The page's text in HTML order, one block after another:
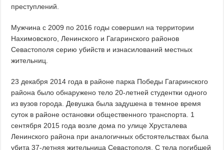
преступлений.
Мужчина с 2009 по 2016 годы совершил на территории
Нахимовского, Ленинского и Гагаринского районов
Севастополя серию убийств и изнасилований местных
жительниц.
23 декабря 2014 года в районе парка Победы Гагаринского
района было обнаружено тело 20-летней студентки одного
из вузов города. Девушка была задушена в темное время
суток в районе остановки общественного транспорта. 1
сентября 2015 года возле дома по улице Хрусталева
Ленинского района при аналогичных обстоятельствах была
убита 37-летняя жительница Севастополя. С тела погибшей